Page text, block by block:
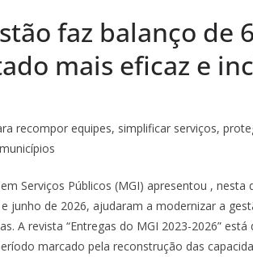
faz balanço de
mais eficaz e
recompor equipes, simplificar serviços,
em Serviços Públicos (MGI) apresentou , nesta
junho de 2026, ajudaram a modernizar a
. A revista “Entregas do MGI 2023-2026” está
marcado pela reconstrução das